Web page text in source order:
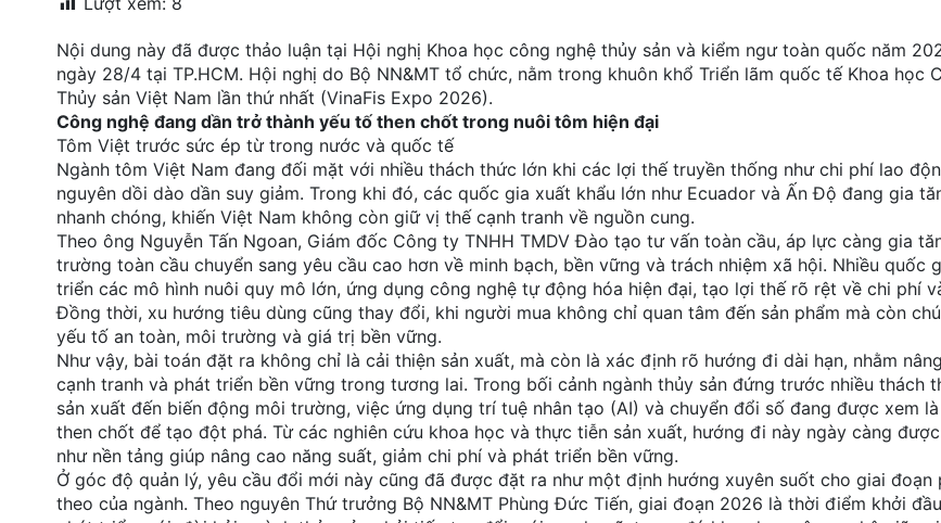
Nội dung này đã được thảo luận tại Hội nghị Khoa học công nghệ thủy sản và kiểm ngư toàn quốc năm
ngày 28/4 tại TP.HCM. Hội nghị do Bộ NN&MT tổ chức, nằm trong khuôn khổ Triển lãm quốc tế Khoa học
Thủy sản Việt Nam lần thứ nhất (VinaFis Expo 2026).
Công nghệ đang dần trở thành yếu tố then chốt trong nuôi tôm hiện đại
Tôm Việt trước sức ép từ trong nước và quốc tế
Ngành tôm Việt Nam đang đối mặt với nhiều thách thức lớn khi các lợi thế truyền thống như chi phí lao
nguyên dồi dào dần suy giảm. Trong khi đó, các quốc gia xuất khẩu lớn như Ecuador và Ấn Độ đang gia
nhanh chóng, khiến Việt Nam không còn giữ vị thế cạnh tranh về nguồn cung.
Theo ông Nguyễn Tấn Ngoan, Giám đốc Công ty TNHH TMDV Đào tạo tư vấn toàn cầu, áp lực càng gia
trường toàn cầu chuyển sang yêu cầu cao hơn về minh bạch, bền vững và trách nhiệm xã hội. Nhiều quốc
triển các mô hình nuôi quy mô lớn, ứng dụng công nghệ tự động hóa hiện đại, tạo lợi thế rõ rệt về chi phí
Đồng thời, xu hướng tiêu dùng cũng thay đổi, khi người mua không chỉ quan tâm đến sản phẩm mà còn
yếu tố an toàn, môi trường và giá trị bền vững.
Như vậy, bài toán đặt ra không chỉ là cải thiện sản xuất, mà còn là xác định rõ hướng đi dài hạn, nhằm
cạnh tranh và phát triển bền vững trong tương lai. Trong bối cảnh ngành thủy sản đứng trước nhiều thách
sản xuất đến biến động môi trường, việc ứng dụng trí tuệ nhân tạo (AI) và chuyển đổi số đang được xem
then chốt để tạo đột phá. Từ các nghiên cứu khoa học và thực tiễn sản xuất, hướng đi này ngày càng
như nền tảng giúp nâng cao năng suất, giảm chi phí và phát triển bền vững.
Ở góc độ quản lý, yêu cầu đổi mới này cũng đã được đặt ra như một định hướng xuyên suốt cho giai đoạn
theo của ngành. Theo nguyên Thứ trưởng Bộ NN&MT Phùng Đức Tiến, giai đoạn 2026 là thời điểm khởi